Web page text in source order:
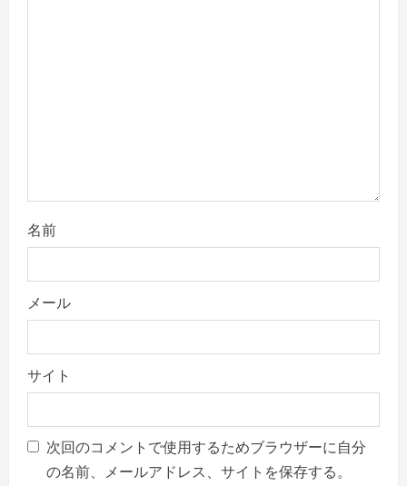
名前
メール
サイト
次回のコメントで使用するためブラウザーに自分
の名前、メールアドレス、サイトを保存する。